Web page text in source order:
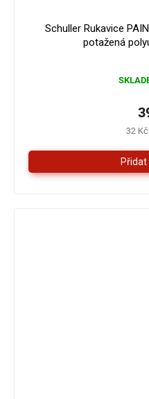
Schuller Rukavice
potažená
32